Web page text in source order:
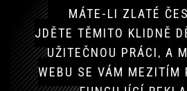
MÁTE-LI ZLATÉ
JDĚTE TĚMITO KLIDNĚ
UŽITEČNOU PRÁCI, A
WEBU SE VÁM MEZITÍM